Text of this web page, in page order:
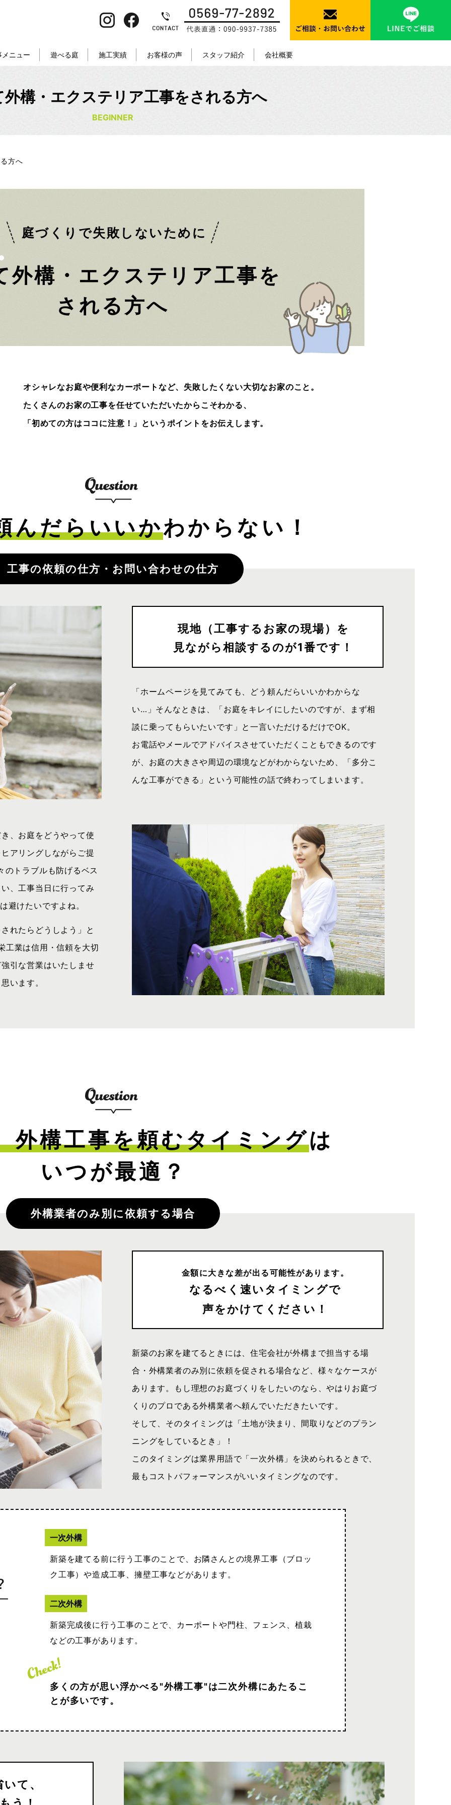
メニュー 遊べる庭 施工実績 お客様の声 スタッフ紹介 会社概要
外構・エクステリア工事をされる方へ
BEGINNER
方へ
庭づくりで失敗しないために
外構・エクステリア工事を
される方へ
オシャレなお庭や便利なカーポートなど、失敗したくない大切なお家のこと。
たくさんのお家の工事を任せていただいたからこそわかる、
「初めての方はココに注意！」というポイントをお伝えします。
んだらいいかわからない！
工事の依頼の仕方・お問い合わせの仕方
現地（工事するお家の現場）を
見ながら相談するのが1番です！
「ホームページを見てみても、どう頼んだらいいかわからな
い…」そんなときは、「お庭をキレイにしたいのですが、まず相
談に乗ってもらいたいです」と一言いただけるだけでOK。
お電話やメールでアドバイスさせていただくこともできるのです
が、お庭の大きさや周辺の環境などがわからないため、「多分こ
んな工事ができる」という可能性の話で終わってしまいます。
、お庭をどうやって使
アリングしながらご提
のトラブルも防げるベス
、工事当日に行ってみ
避けたいですよね。
れたらどうしよう」と
業は信用・信頼を大切
引な営業はいたしませ
います。
外構工事を頼むタイミングは
いつが最適？
外構業者のみ別に依頼する場合
金額に大きな差が出る可能性があります。
なるべく速いタイミングで
声をかけてください！
新築のお家を建てるときには、住宅会社が外構まで担当する場
合・外構業者のみ別に依頼を促される場合など、様々なケースが
あります。もし理想のお庭づくりをしたいのなら、やはりお庭づ
くりのプロである外構業者へ頼んでいただきたいです。
そして、そのタイミングは「土地が決まり、間取りなどのプラン
ニングをしているとき」！
このタイミングは業界用語で「一次外構」を決められるときで、
最もコストパフォーマンスがいいタイミングなのです。
一次外構
新築を建てる前に行う工事のことで、お隣さんとの境界工事（ブロッ
ク工事）や造成工事、擁壁工事などがあります。
二次外構
新築完成後に行う工事のことで、カーポートや門柱、フェンス、植栽
などの工事があります。
多くの方が思い浮かべる"外構工事"は二次外構にあたるこ
とが多いです。
て、